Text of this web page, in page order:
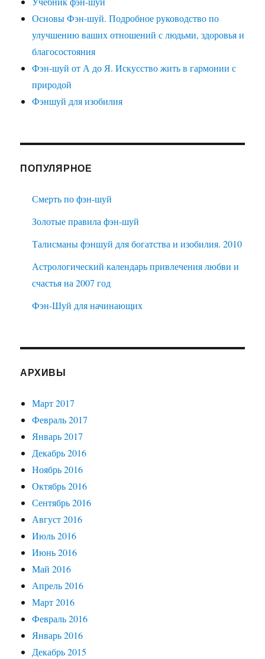
Основы Фэн-шуй. Подробное руководство по
улучшению ваших отношений с людьми, здоровья и
благосостояния
Фэн-шуй от А до Я. Искусство жить в гармонии с
природой
Фэншуй для изобилия
ПОПУЛЯРНОЕ
Смерть по фэн-шуй
Золотые правила фэн-шуй
Талисманы фэншуй для богатства и изобилия. 2010
Астрологический календарь привлечения любви и
счастья на 2007 год
Фэн-Шуй для начинающих
АРХИВЫ
Март 2017
Февраль 2017
Январь 2017
Декабрь 2016
Ноябрь 2016
Октябрь 2016
Сентябрь 2016
Август 2016
Июль 2016
Июнь 2016
Май 2016
Апрель 2016
Март 2016
Февраль 2016
Январь 2016
Декабрь 2015